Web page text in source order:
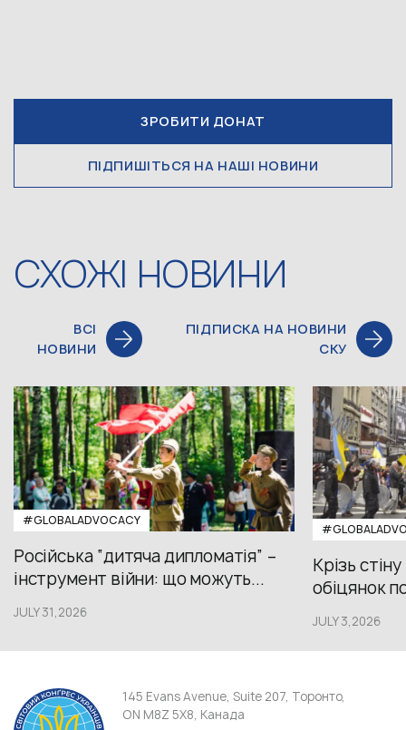
ЗРОБИТИ ДОНАТ
ПІДПИШІТЬСЯ НА НАШІ НОВИНИ
СХОЖІ НОВИНИ
ВСІ
НОВИНИ
ПІДПИСКА НА НОВИНИ
СКУ
#GLOBALADVOCACY
Російська “дитяча дипломатія” –
інструмент війни: що можуть...
JULY 31,2026
Крізь
обіцянок
JULY 3,2026
145 Evans Avenue, Suite 207, Торонто,
ON M8Z 5X8, Канада